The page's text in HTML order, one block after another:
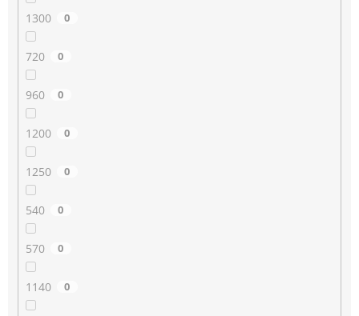
1300 0
720 0
960 0
1200 0
1250 0
540 0
570 0
1140 0